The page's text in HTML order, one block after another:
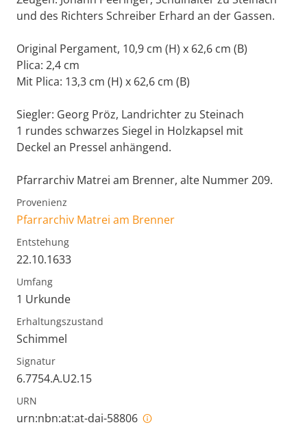
und des Richters Schreiber Erhard an der Gassen.
Original Pergament, 10,9 cm (H) x 62,6 cm (B)
Plica: 2,4 cm
Mit Plica: 13,3 cm (H) x 62,6 cm (B)
Siegler: Georg Pröz, Landrichter zu Steinach
1 rundes schwarzes Siegel in Holzkapsel mit
Deckel an Pressel anhängend.
Pfarrarchiv Matrei am Brenner, alte Nummer 209.
Provenienz
Pfarrarchiv Matrei am Brenner
Entstehung
22.10.1633
Umfang
1 Urkunde
Erhaltungszustand
Schimmel
Signatur
6.7754.A.U2.15
URN
urn:nbn:at:at-dai-58806